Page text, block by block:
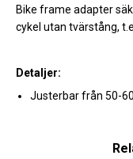
Bike frame adapter
cykel utan tvärstång,
Detaljer:
Justerbar från 50-